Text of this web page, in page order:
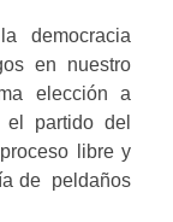
democracia
en nuestro
elección a
el partido del
libre y
de  peldaños